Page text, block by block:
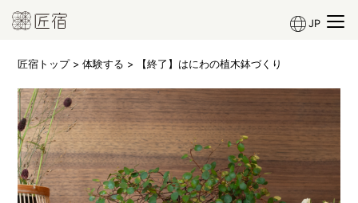
JP
匠宿トップ>体験する > 【終了】はにわの植木鉢づくり